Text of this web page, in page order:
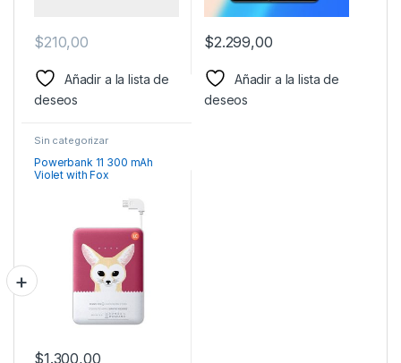
$210,00
Añadir a la lista de
deseos
$2.299,00
Añadir a la lista de
deseos
Sin categorizar
Powerbank 11 300 mAh
Violet with Fox
$1.300,00